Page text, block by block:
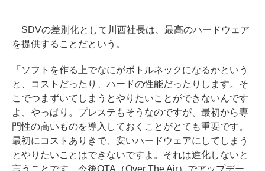
SDVの差別化として川西社長は、最高のハードウェア
を提供することだという。
「ソフトを作る上でなにがボトルネックになるかという
と、コストだったり、ハードの性能だったりします。そ
こでつまずいてしまうとやりたいことができないんです
よ、やっぱり。プレステもそうなのですが、最初から専
門性の高いものを導入しておくことがとても重要です。
最初にコストありきで、安いハードウェアにしてしまう
とやりたいことはできないですよ。それは進化しないと
言うことです。今後OTA（Over The Air）でアップデー